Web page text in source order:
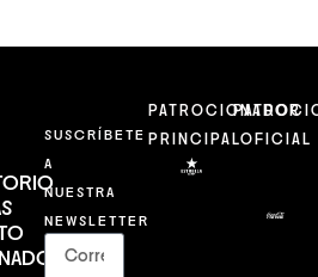
SUSCRÍBETE
A
NUESTRA
NEWSLETTER
PATROCIONADOR
PRINCIPALOFICIAL